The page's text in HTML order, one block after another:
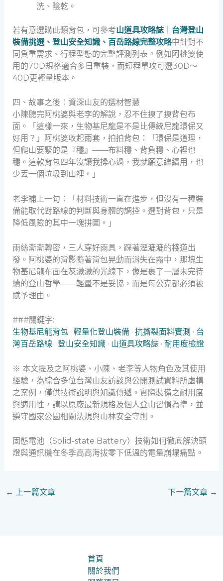
洗、陰乾。
若有意選購此類背包，可參考山道具攻略誌｜台灣登山
裝備挑選、登山安全知識、百岳路線完整攻略中針對不
同負重需求、行程型態的完整評測列表。例如阿桃婆使
用的70D規格適合多日重裝，而短程單攻可選30D～
40D更輕量版本。
四、故事之後：資深山友的選材智慧
小陳聽完阿桃婆與老李的解說，忍不住摸了摸背包布
面。「這樣一來，生物基尼龍是不是比傳統尼龍環保又
好用？」阿桃婆收起雨套，拍拍背包：「環保是道理，
但爬山要緊的是『穩』——布料穩、背負穩、心裡也
穩。這款背包四年沒讓我操心過，我就願意繼續用，也
少丟一個垃圾到山裡。」
老李補上一句：「材料技術一直在進步，但沒有一種裝
備能取代對路線的判斷與身體的調控。選對背包，只是
降低風險的其中一塊拼圖。」
雨絲漸漸轉密，三人穿好雨具，踩著溼漉漉的棧道出
發。阿桃婆的背影隨著背包晃動而消失在霧中，那塊生
物基尼龍布面在灰濛濛的光線下，像是裹了一層未完待
續的登山哲學——輕量不是妥協，而是每公克都必須被
賦予理由。
###關鍵字:
生物基尼龍背包· 輕量化登山裝備· 抗撕裂面料實測 · 台
灣百岳路線 · 登山安全知識· 山道具攻略誌· 耐用度檢證
※ 本文提及之阿桃婆、小陳、老李等人物角色及其使用
經驗，為綜合多位台灣山友訪談與公開測試資料所虛構
之案例，僅供技術說明與知識傳遞。實際裝備之耐用度
與適用性，請以原廠最新規格及個人登山習慣為準，並
遵守國家公園相關法規與山林安全守則。
固態電池（Solid-state Battery）技術如何徹底解決頭
燈與通訊機在冬季高高海拔零下低溫的電量崩塌痛點。
← 上一篇文章 下一篇文章 →
首頁
關於我們